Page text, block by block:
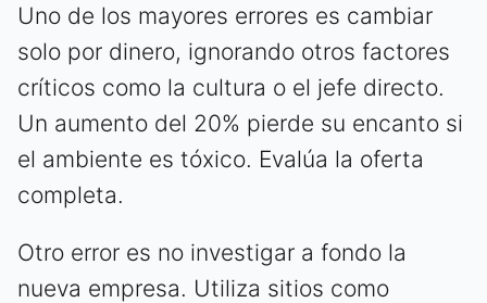
Uno de los mayores errores es cambiar
solo por dinero, ignorando otros factores
críticos como la cultura o el jefe directo.
Un aumento del 20% pierde su encanto si
el ambiente es tóxico. Evalúa la oferta
completa.
Otro error es no investigar a fondo la
nueva empresa. Utiliza sitios como